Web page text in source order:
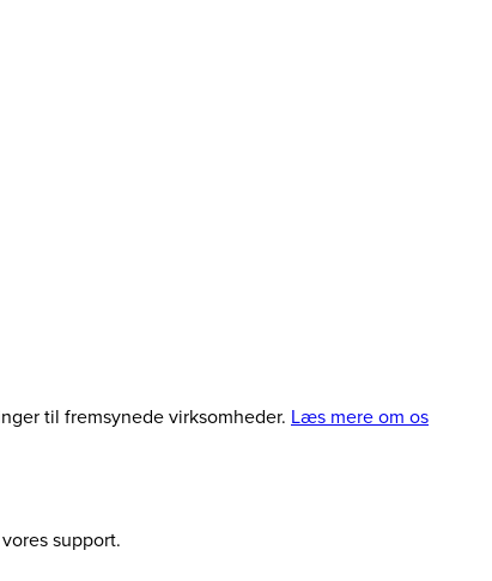
til fremsynede virksomheder. Læs mere om os
support.